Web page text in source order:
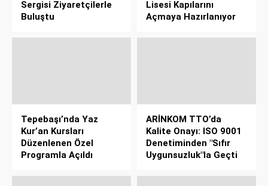
Sergisi Ziyaretçilerle
Buluştu
Lisesi Kapılarını
Açmaya Hazırlanıyor
Tepebaşı’nda Yaz
Kur’an Kursları
Düzenlenen Özel
Programla Açıldı
ARİNKOM TTO’da
Kalite Onayı: ISO 9001
Denetiminden "Sıfır
Uygunsuzluk"la Geçti